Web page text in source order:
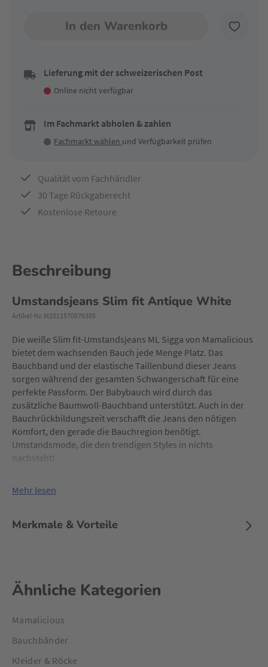
In den Warenkorb
Lieferung mit der schweizerischen Post
Online nicht verfügbar
Im Fachmarkt abholen & zahlen
Fachmarkt wählen und Verfügbarkeit prüfen
Qualität vom Fachhändler
30 Tage Rückgaberecht
Kostenlose Retoure
Beschreibung
Umstandsjeans Slim fit Antique White
Artikel-Nr. M2011570576305
Die weiße Slim fit-Umstandsjeans ML Sigga von Mamalicious
bietet dem wachsenden Bauch jede Menge Platz. Das
Bauchband und der elastische Taillenbund dieser Jeans
sorgen während der gesamten Schwangerschaft für eine
perfekte Passform. Der Babybauch wird durch das
zusätzliche Baumwoll-Bauchband unterstützt. Auch in der
Bauchrückbildungszeit verschafft die Jeans den nötigen
Komfort, den gerade die Bauchregion benötigt.
Umstandsmode, die den trendigen Styles in nichts
nachsteht!
Mehr lesen
Merkmale & Vorteile
Ähnliche Kategorien
Mamalicious
Bauchbänder
Kleider & Röcke